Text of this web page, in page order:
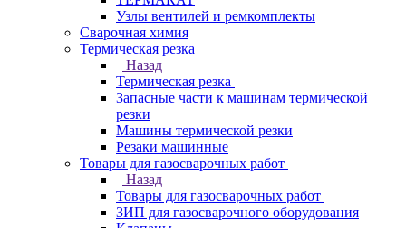
Узлы вентилей и ремкомплекты
Сварочная химия
Термическая резка
Назад
Термическая резка
Запасные части к машинам термической
резки
Машины термической резки
Резаки машинные
Товары для газосварочных работ
Назад
Товары для газосварочных работ
ЗИП для газосварочного оборудования